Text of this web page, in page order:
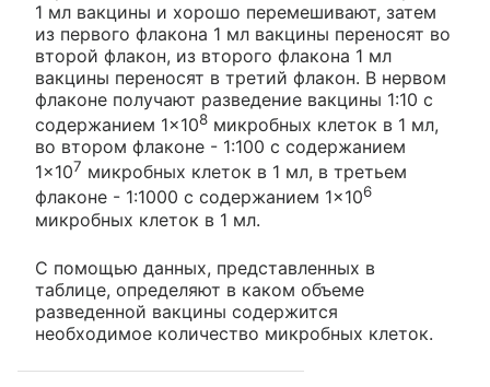
1 мл вакцины и хорошо перемешивают, затем
из первого флакона 1 мл вакцины переносят во
второй флакон, из второго флакона 1 мл
вакцины переносят в третий флакон. В нервом
флаконе получают разведение вакцины 1:10 с
содержанием 1×108 микробных клеток в 1 мл,
во втором флаконе - 1:100 с содержанием
1×107 микробных клеток в 1 мл, в третьем
флаконе - 1:1000 с содержанием 1×106
микробных клеток в 1 мл.
С помощью данных, представленных в
таблице, определяют в каком объеме
разведенной вакцины содержится
необходимое количество микробных клеток.